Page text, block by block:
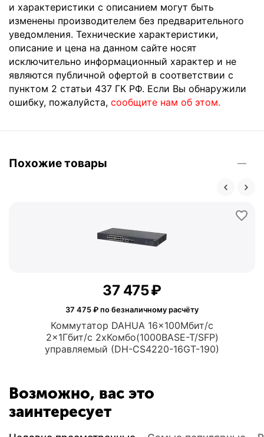
и характеристики с описанием могут быть
изменены производителем без предварительного
уведомления. Технические характеристики,
описание и цена на данном сайте носят
исключительно информационный характер и не
являются публичной офертой в соответствии с
пунктом 2 статьи 437 ГК РФ. Если Вы обнаружили
ошибку, пожалуйста, сообщите нам об этом.
Похожие товары
Коммутатор DAHUA 16x100Мбит/с
2x1Гбит/с 2xКомбо(1000BASE-T/SFP)
управляемый (DH-CS4220-16GT-190)
37 475₽
37 475 ₽ по безналичному расчёту
Возможно, вас это
заинтересует